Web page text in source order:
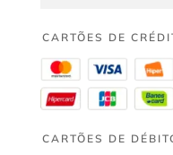
CARTÕES DE
CARTÕES DE